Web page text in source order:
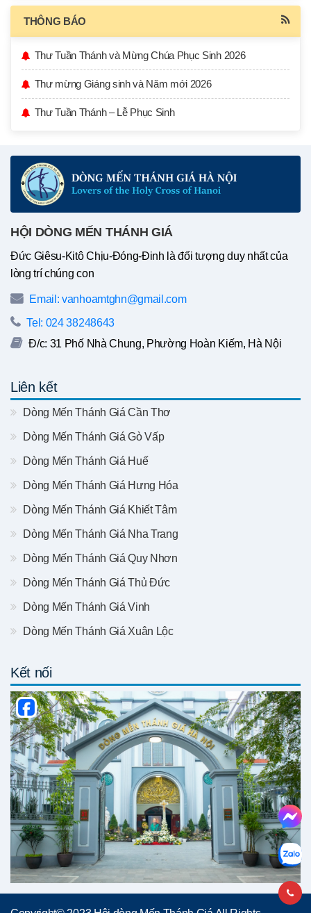
THÔNG BÁO
Thư Tuần Thánh và Mừng Chúa Phục Sinh 2026
Thư mừng Giáng sinh và Năm mới 2026
Thư Tuần Thánh – Lễ Phục Sinh
HỘI DÒNG MẾN THÁNH GIÁ
Đức Giêsu-Kitô Chịu-Đóng-Đinh là đối tượng duy nhất của
lòng trí chúng con
Email: vanhoamtghn@gmail.com
Tel: 024 38248643
Đ/c: 31 Phố Nhà Chung, Phường Hoàn Kiếm, Hà Nội
Liên kết
Dòng Mến Thánh Giá Cần Thơ
Dòng Mến Thánh Giá Gò Vấp
Dòng Mến Thánh Giá Huế
Dòng Mến Thánh Giá Hưng Hóa
Dòng Mến Thánh Giá Khiết Tâm
Dòng Mến Thánh Giá Nha Trang
Dòng Mến Thánh Giá Quy Nhơn
Dòng Mến Thánh Giá Thủ Đức
Dòng Mến Thánh Giá Vinh
Dòng Mến Thánh Giá Xuân Lộc
Kết nối